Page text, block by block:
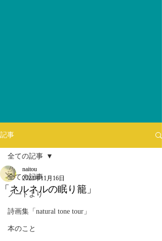
記事
全ての記事
ノートより
詩画集「natural tone tour」
本のこと
全ての記事
「ネルネルの眠り籠」
naitou
2023年11月16日